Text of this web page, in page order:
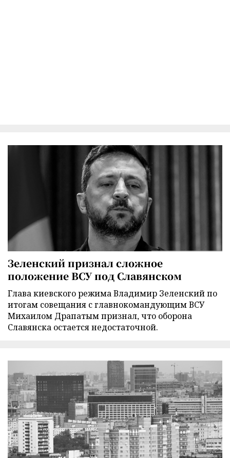
Зеленский признал сложное
положение ВСУ под Славянском
Глава киевского режима Владимир Зеленский по
итогам совещания с главнокомандующим ВСУ
Михаилом Драпатым признал, что оборона
Славянска остается недостаточной.